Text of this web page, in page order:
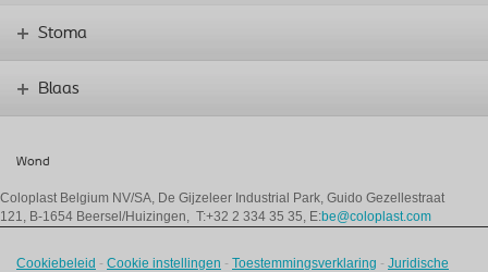
Stoma
Blaas
Wond
Coloplast Belgium NV/SA, De Gijzeleer Industrial Park, Guido Gezellestraat
121, B-1654 Beersel/Huizingen, T:+32 2 334 35 35, E:be@coloplast.com
Cookiebeleid - Cookie instellingen - Toestemmingsverklaring - Juridische